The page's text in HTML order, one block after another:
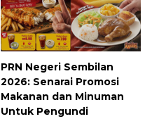
PRN Negeri Sembilan
2026: Senarai Promosi
Makanan dan Minuman
Untuk Pengundi